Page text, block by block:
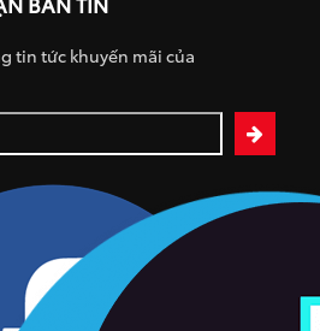
tin tức khuyến mãi của